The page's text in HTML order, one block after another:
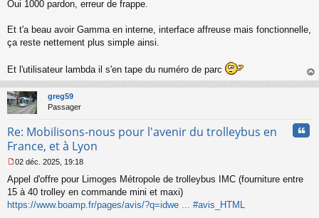
e
s
g
n
o
n
l
u
Oui 1000 pardon, erreur de frappe.
Et t'a beau avoir Gamma en interne, interface affreuse mais fonctionnelle,
ça reste nettement plus simple ainsi.
Et l'utilisateur lambda il s'en tape du numéro de parc
au
greg59
Passager
Re: Mobilisons-nous pour l'avenir du trolleybus en
France, et à Lyon
e
s
s
a
02 déc. 2025, 19:18
Appel d'offre pour Limoges Métropole de trolleybus IMC (fourniture entre
15 à 40 trolley en commande mini et maxi)
https://www.boamp.fr/pages/avis/?q=idwe ... #avis_HTML